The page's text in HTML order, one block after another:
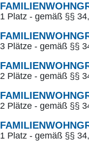
1 Platz - gemäß §§
3 Plätze - gemäß §§
2 Plätze - gemäß §§
2 Plätze - gemäß §§
1 Platz - gemäß §§